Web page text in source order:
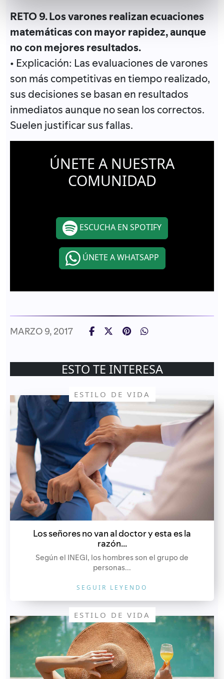
RETO 9. Los varones realizan ecuaciones
matemáticas con mayor rapidez, aunque
no con mejores resultados.
• Explicación: Las evaluaciones de varones
son más competitivas en tiempo realizado,
sus decisiones se basan en resultados
inmediatos aunque no sean los correctos.
Suelen justificar sus fallas.
ÚNETE A NUESTRA
COMUNIDAD
ESCUCHA EN SPOTIFY
ÚNETE A WHATSAPP
MARZO 9, 2017
ESTO TE INTERESA
ESTILO DE VIDA
Los señores no van al doctor y esta es la
razón...
Según el INEGI, los hombres son el grupo de
personas...
SEGUIR LEYENDO
ESTILO DE VIDA